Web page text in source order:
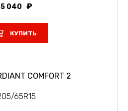
5 040
КУПИТЬ
COMFORT 2
65R15